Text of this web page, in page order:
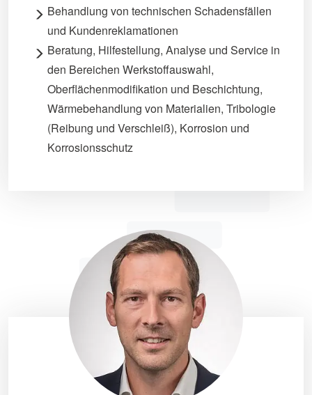
Behandlung von technischen Schadensfällen
und Kundenreklamationen
Beratung, Hilfestellung, Analyse und Service in
den Bereichen Werkstoffauswahl,
Oberflächenmodifikation und Beschichtung,
Wärmebehandlung von Materialien, Tribologie
(Reibung und Verschleiß), Korrosion und
Korrosionsschutz